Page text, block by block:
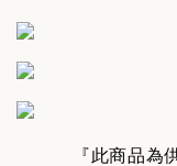
『此商品為